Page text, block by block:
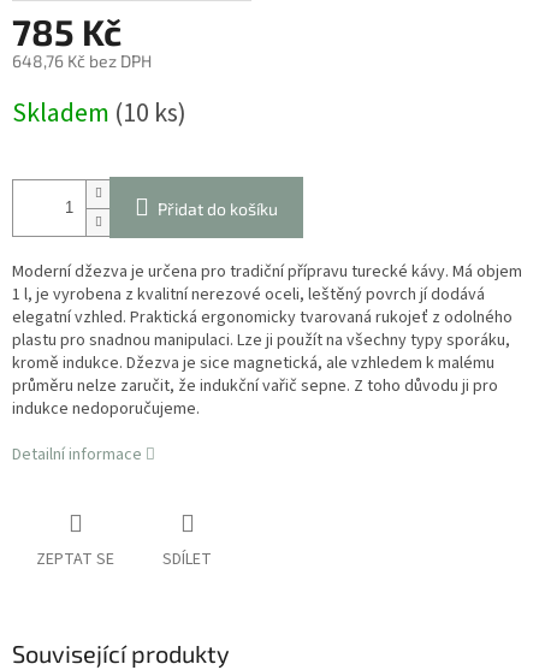
785 Kč
648,76 Kč bez DPH
cena:
Skladem (10 ks)
Přidat do košíku
Moderní džezva je určena pro tradiční přípravu turecké kávy. Má objem
1 l, je vyrobena z kvalitní nerezové oceli, leštěný povrch jí dodává
elegatní vzhled. Praktická ergonomicky tvarovaná rukojeť z odolného
plastu pro snadnou manipulaci. Lze ji použít na všechny typy sporáku,
kromě indukce. Džezva je sice magnetická, ale vzhledem k malému
průměru nelze zaručit, že indukční vařič sepne. Z toho důvodu ji pro
indukce nedoporučujeme.
Detailní informace
ZEPTAT SE SDÍLET
Související produkty